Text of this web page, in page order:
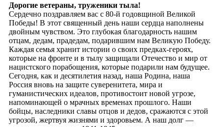
Дорогие ветераны, труженики тыла!
Сердечно поздравляем вас с 80-й годовщиной Великой
Победы! В этот священный день наши сердца наполнены
двойным чувством. Это глубокая благодарность нашим
отцам, дедам, прадедам, подарившим нам Великую Победу.
Каждая семья хранит истории о своих предках-героях,
которые на фронте и в тылу защищали Отечество и мир от
нацистского порабощения, которые подарили нам будущее.
Сегодня, как и десятилетия назад, наша Родина, наша
Россия вновь на защите суверенитета, мира и
гуманистических идеалов, противостоит новой угрозе,
напоминающей о мрачных временах прошлого. Наши
бойцы, наследники славы отцов и дедов, сражаются с этой
угрозой, жертвуя жизнями и здоровьем. А наш долг —